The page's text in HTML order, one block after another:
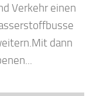
Verkehr einen
dann